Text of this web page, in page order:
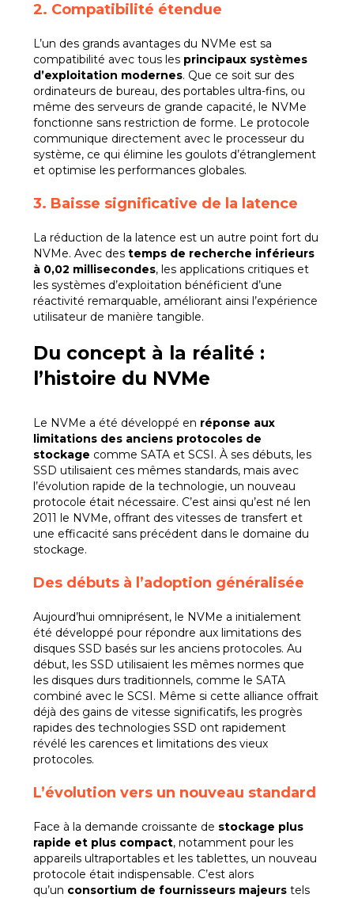
2. Compatibilité étendue
L’un des grands avantages du NVMe est sa
compatibilité avec tous les principaux systèmes
d’exploitation modernes. Que ce soit sur des
ordinateurs de bureau, des portables ultra-fins, ou
même des serveurs de grande capacité, le NVMe
fonctionne sans restriction de forme. Le protocole
communique directement avec le processeur du
système, ce qui élimine les goulots d’étranglement
et optimise les performances globales.
3. Baisse significative de la latence
La réduction de la latence est un autre point fort du
NVMe. Avec destemps de recherche inférieurs
à 0,02 millisecondes, les applications critiques et
les systèmes d’exploitation bénéficient d’une
réactivité remarquable, améliorant ainsi l’expérience
utilisateur de manière tangible.
Du concept à la réalité :
l’histoire du NVMe
Le NVMe a été développé en réponse aux
limitations des anciens protocoles de
stockage comme SATA et SCSI. À ses débuts, les
SSD utilisaient ces mêmes standards, mais avec
l’évolution rapide de la technologie, un nouveau
protocole était nécessaire. C’est ainsi qu’est né len
2011 le NVMe, offrant des vitesses de transfert et
une efficacité sans précédent dans le domaine du
stockage.
Des débuts à l’adoption généralisée
Aujourd’hui omniprésent, le NVMe a initialement
été développé pour répondre aux limitations des
disques SSD basés sur les anciens protocoles. Au
début, les SSD utilisaient les mêmes normes que
les disques durs traditionnels, comme le SATA
combiné avec le SCSI. Même si cette alliance offrait
déjà des gains de vitesse significatifs, les progrès
rapides des technologies SSD ont rapidement
révélé les carences et limitations des vieux
protocoles.
L’évolution vers un nouveau standard
Face à la demande croissante de stockage plus
rapide et plus compact, notamment pour les
appareils ultraportables et les tablettes, un nouveau
protocole était indispensable. C’est alors
qu’un consortium de fournisseurs majeurs tels